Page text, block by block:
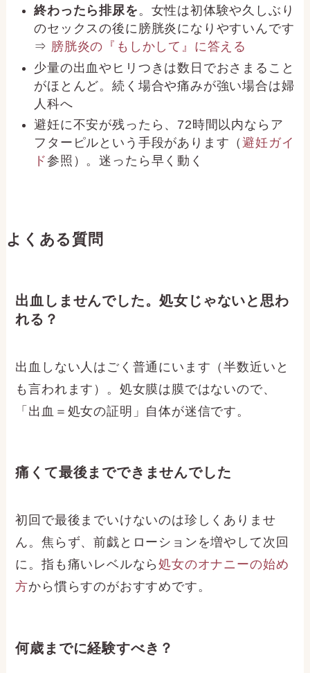
終わったら排尿を。女性は初体験や久しぶり
のセックスの後に膀胱炎になりやすいんです
⇒ 膀胱炎の『もしかして』に答える
少量の出血やヒリつきは数日でおさまること
がほとんど。続く場合や痛みが強い場合は婦
人科へ
避妊に不安が残ったら、72時間以内ならア
フターピルという手段があります（避妊ガイ
ド参照）。迷ったら早く動く
よくある質問
出血しませんでした。処女じゃないと思わ
れる？
出血しない人はごく普通にいます（半数近いと
も言われます）。処女膜は膜ではないので、
「出血＝処女の証明」自体が迷信です。
痛くて最後までできませんでした
初回で最後までいけないのは珍しくありませ
ん。焦らず、前戯とローションを増やして次回
に。指も痛いレベルなら処女のオナニーの始め
方から慣らすのがおすすめです。
何歳までに経験すべき？